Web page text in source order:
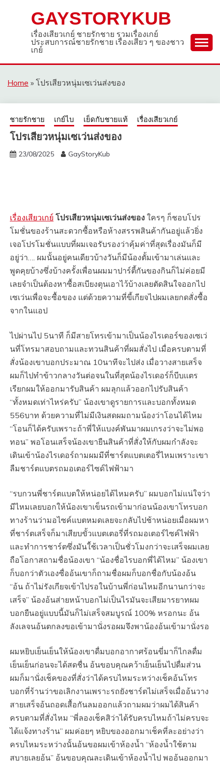
GAYSTORYKUB
เรื่องเสียวเกย์ ชายรักชาย รวมเรื่องเกย์
ประสบการณ์ชายรักชาย เรื่องเสียว ๆ ของชาว
เกย์
Home » โปรเสียวหนุ่มเซเว่นส่งของ
ชายรักชาย เกย์ไบ เย็ดกับชายแท้ เรื่องเสียวเกย์
โปรเสียวหนุ่มเซเว่นส่งของ
23/08/2025 GayStoryKub
เรื่องเสียวเกย์ โปรเสียวหนุ่มเซเว่นส่งของ ใครๆ ก็ชอบโปร
โมชั่น​ของร้านสะดวก​ซื้อ​หรือห้างสรรพสินค้า​กันอยู่แล้วยิ่ง
เจอโปรโมชั่น​แบบที่ผมเจอรับรองว่าคุ้มค่า​ที่สุด​เรื่องมันก็มี
อยู่ว่า…. ผมนั้นอยู่คนเดียวบ้างวันก็มีน้องตั้ม​เข้ามาเล่นและ
พูดคุยบ้างซึ่งบ้างครั้งเพื่อนผมมาปาร์ตี้กันของกินก็ไม่ค่อยมี
เลยจำเป็นต้อง​หาซื้อสเบียง​ตุนเอาไว้บ้างเลยตัดสินใจออกไป
เซเว่น​เพื่อจะซื้อของ แต่ด้วยความที่ขี้เกียจไปผมเลยกดสั่งซื้อ
จากในแอป
ไปผ่านไป 5นาที ก็มีสายโทรเข้ามาเป็นน้องไรเดอร์ของเซเว่
นที่โทรมาสอบถามและทวนสินค้าที่ผมสั่งไป เมื่อครบตามที่
สั่งน้องเขาบอกประมาณ 10นาทีจะไปส่ง เมื่อวางสายเสร็จ
ผมก็ไปทำข้าวกลางวันต่อจนในที่สุด​น้องไรเดอร์ก็บีบเเตร
เรียกผมให้ออกมารับสินค้า ผมลุกแล้วออกไปรับสินค้า​
“ทั้งหมดเท่าไหร่ครับ” น้องเขาดูรายการและบอกทั้งหมด
556บาท ด้วยความที่ไม่มีเงินสดผมถามน้องว่าโอนได้ไหม​
“โอนก็ได้ครับเพราะถ้าพี่ให้แบงค์พันมาผมเกรงว่าจะไม่พอ
ทอน” พอโอนเสร็จน้องเขายืนสินค้าที่สั่งให้กับผมกำลังจะ
เดินเข้าน้องไรเดอร์ถามผมมีที่ชาร์ตแบตเตอรี่​ไหมเพราะเขา
ลืมชาร์ต​แบตรถมอเตอร์ไซด์​ไฟฟ้ามา​
“รบกวนพี่ชาร์ตแบตให้หน่อยได้ไหมครับ” ผมบอกไม่แน่ใจว่า
มีไหมเลยบอกให้น้องเขาเข็นรถเข้ามาก่อนน้องเขาโทรบอก
ทางร้านว่ามอไซค์แบตหมดเลยจะกลับไปช้าหน่อยเมื่อผมหา
ที่ชาร์ตเสร็จก็มาเสียบขั้วแบตเตอรี่​ที่รถมอเตอร์ไซค์​ไฟฟ้า​
และทำการชาร์ต​ซึ่งมันใ้ช้เวลาเป็นชั่วโมงกว่าจะเสร็จผมเลย
ถือโอกาส​ถามชื่อน้องเขา​ “น้องชื่อไรบอกพี่ได้ไหม” น้องเขา
ก็บอกว่าตัวเองซื่ออ้นเขาก็ถามชื่อผมก็บอกชื่อกับน้องอ้น​
“อ้น ถ้าไม่รังเกียจ​เข้าไปรอในบ้านพี่ก่อนไหมอีกนานกว่าจะ
เสร็จ” น้องอ้นส่ายหน้าบอกไม่เป็นไรมันจะเสียมารยาทผม
บอกยืนอยู่แบบนี้มันก็ไม่เสร็จ​สมบูรณ์ ​100% หรอกนะ อ้น
ลังเลจนอ้นตกลงขอเข้ามานั่งรอผมจึงพาน้องอ้นเข้ามานั่งรอ
ผมหยิบเย็นเย็นให้น้องเขาดื่มบอกอากาศร้อนขี่มาก็ไกลดื่ม
เย็นเย็นก่อนจะได้สดชื่น อ้นขอบคุณคว้าเย็น​เย็นไปดื่มส่วน
ผมก็มานั่งเช็คของที่สั่งว่าได้ครบไหมระหว่างเช็คอ้นโทร
บอกที่ร้านว่าขอเลิกงานเพราะรถยังชาร์ตไม่เสร็จเมื่ออ้นวาง
สายเสร็จอ้นถอดเสื้อกันลมออกแล้วถามผมว่าผมได้สินค้า
ครบตามที่สั่งไหม​ “พี่ลองเช็คสิว่าได้รับครบไหมถ้าไม่ครบจะ
ได้แจ้งทางร้าน” ผมค่อยๆ หยิบของออกมาเช็คที่ละอย่างว่า
ครบไหมระหว่างนั้นอ้นขอผมเข้าห้องน้ำ​ “ห้องน้ำใช้ตาม
สบายเลยอ้น” อ้นขอบคุณละเดินเข้าห้องน้ำไป พออ้นออกมา